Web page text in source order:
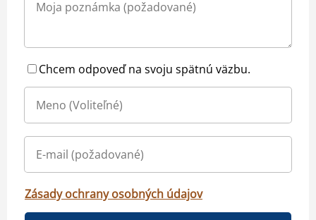
Chcem odpoveď na svoju spätnú väzbu.
Zásady ochrany osobných údajov